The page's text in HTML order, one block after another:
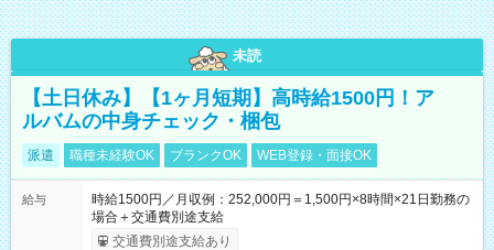
未読
【土日休み】【1ヶ月短期】高時給1500円！ア
ルバムの中身チェック・梱包
派遣 職種未経験OK ブランクOK WEB登録・面接OK
給与
時給1500円／月収例：252,000円＝1,500円×8時間×21日勤務の
場合＋交通費別途支給
交通費別途支給あり